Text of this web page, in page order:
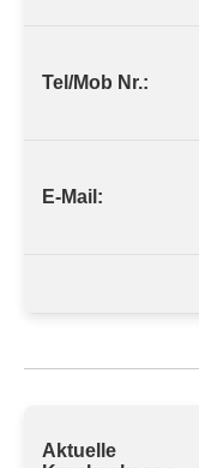
Tel/Mob Nr.:
E-Mail:
Aktuelle